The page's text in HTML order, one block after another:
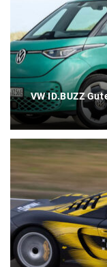
VW ID.BUZZ